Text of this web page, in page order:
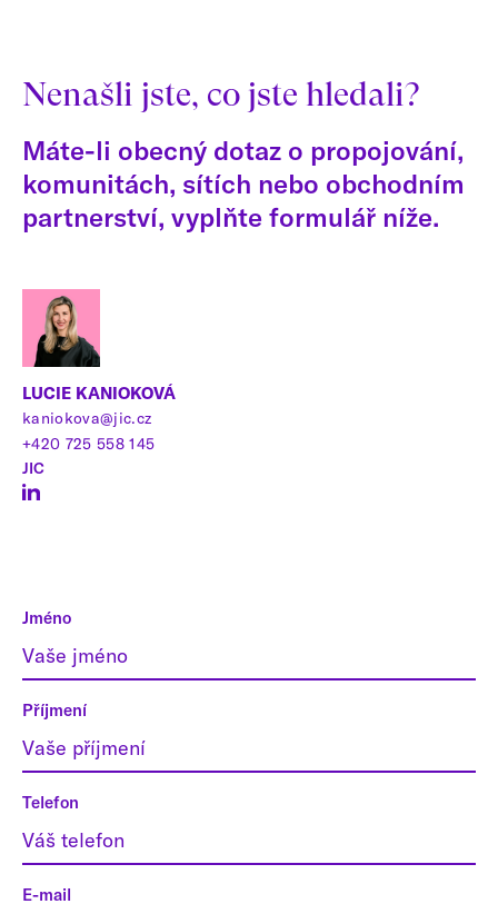
Nenašli jste, co jste hledali?
Máte-li obecný dotaz o propojování,
komunitách, sítích nebo obchodním
partnerství, vyplňte formulář níže.
LUCIE KANIOKOVÁ
kaniokova@jic.cz
+420 725 558 145
JIC
Jméno
Příjmení
Telefon
E-mail